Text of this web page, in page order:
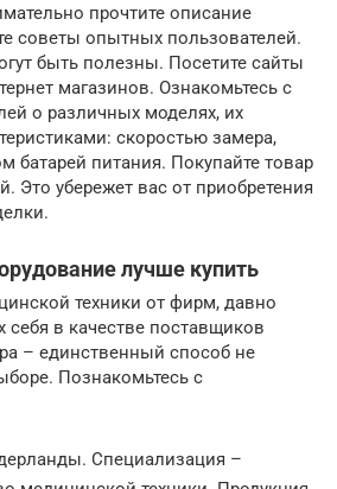
прочтите описание
советы опытных пользователей.
быть полезны. Посетите сайты
магазинов. Ознакомьтесь с
о различных моделях, их
скоростью замера,
батарей питания. Покупайте товар
Это убережет вас от приобретения
лучше купить
техники от фирм, давно
в качестве поставщиков
– единственный способ не
Познакомьтесь с
Специализация –